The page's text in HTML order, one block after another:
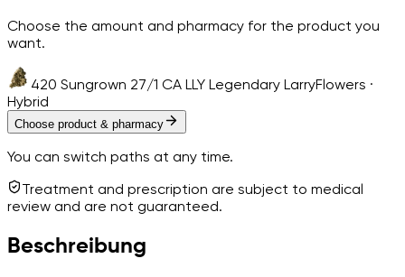
Choose the amount and pharmacy for the product you
want.
420 Sungrown 27/1 CA LLY Legendary LarryFlowers ·
Hybrid
Choose product & pharmacy
You can switch paths at any time.
Treatment and prescription are subject to medical
review and are not guaranteed.
Beschreibung